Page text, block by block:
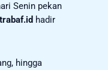
Senin pekan
hadir
hingga